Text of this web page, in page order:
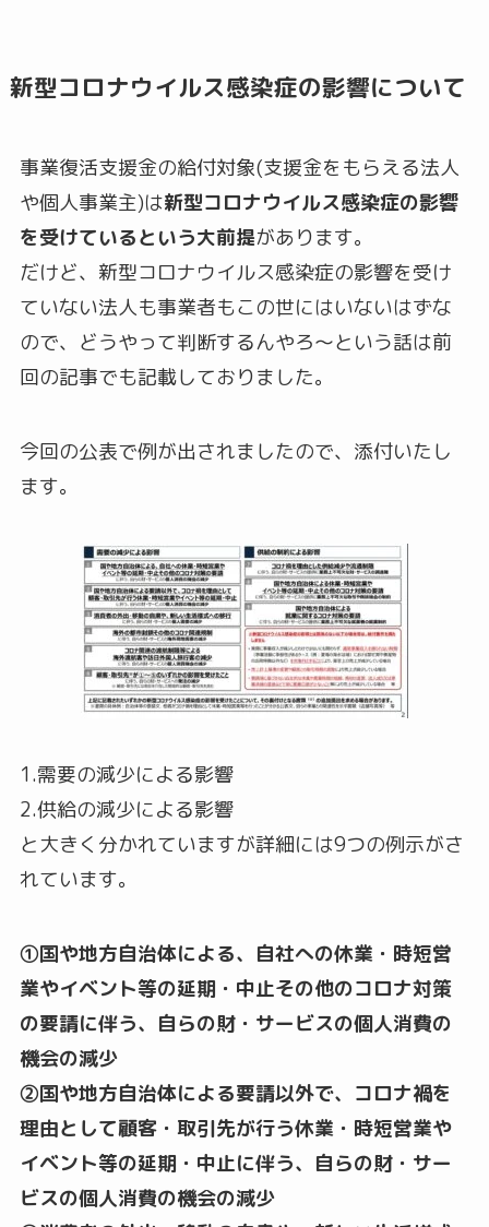
新型コロナウイルス感染症の影響について
事業復活支援金の給付対象(支援金をもらえる法人
や個人事業主)は新型コロナウイルス感染症の影響
を受けているという大前提があります。
だけど、新型コロナウイルス感染症の影響を受け
ていない法人も事業者もこの世にはいないはずな
ので、どうやって判断するんやろ～という話は前
回の記事でも記載しておりました。
今回の公表で例が出されましたので、添付いたし
ます。
1.需要の減少による影響
2.供給の減少による影響
と大きく分かれていますが詳細には9つの例示がさ
れています。
①国や地方自治体による、自社への休業・時短営
業やイベント等の延期・中止その他のコロナ対策
の要請に伴う、自らの財・サービスの個人消費の
機会の減少
②国や地方自治体による要請以外で、コロナ禍を
理由として顧客・取引先が行う休業・時短営業や
イベント等の延期・中止に伴う、自らの財・サー
ビスの個人消費の機会の減少